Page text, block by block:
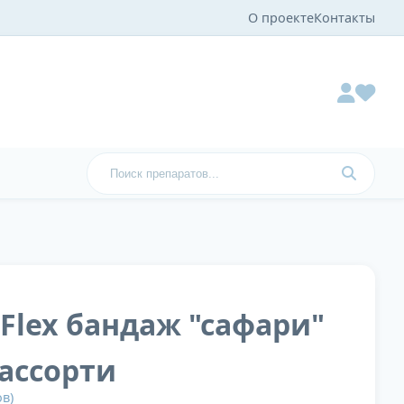
О проектеКонтакты
бандаж "сафари"